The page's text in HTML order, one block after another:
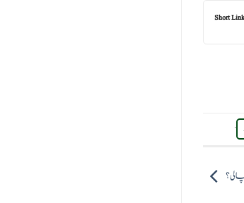
Short Link
.
لی؟